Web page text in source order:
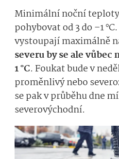
Minimální noční
pohybovat od 3 do –1
vystoupají maximálně
severu byseale vůbec
1 °C. Foukat bude v
proměnlivý nebo
se pak v průběhu dne
severovýchodní.